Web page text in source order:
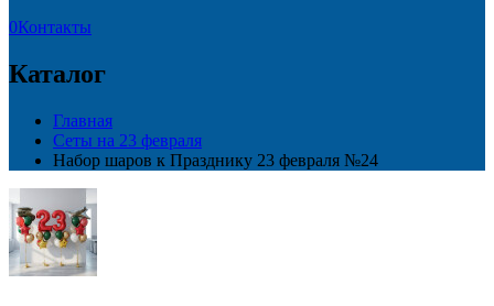
0Контакты
Каталог
Главная
Сеты на 23 февраля
Набор шаров к Празднику 23 февраля №24